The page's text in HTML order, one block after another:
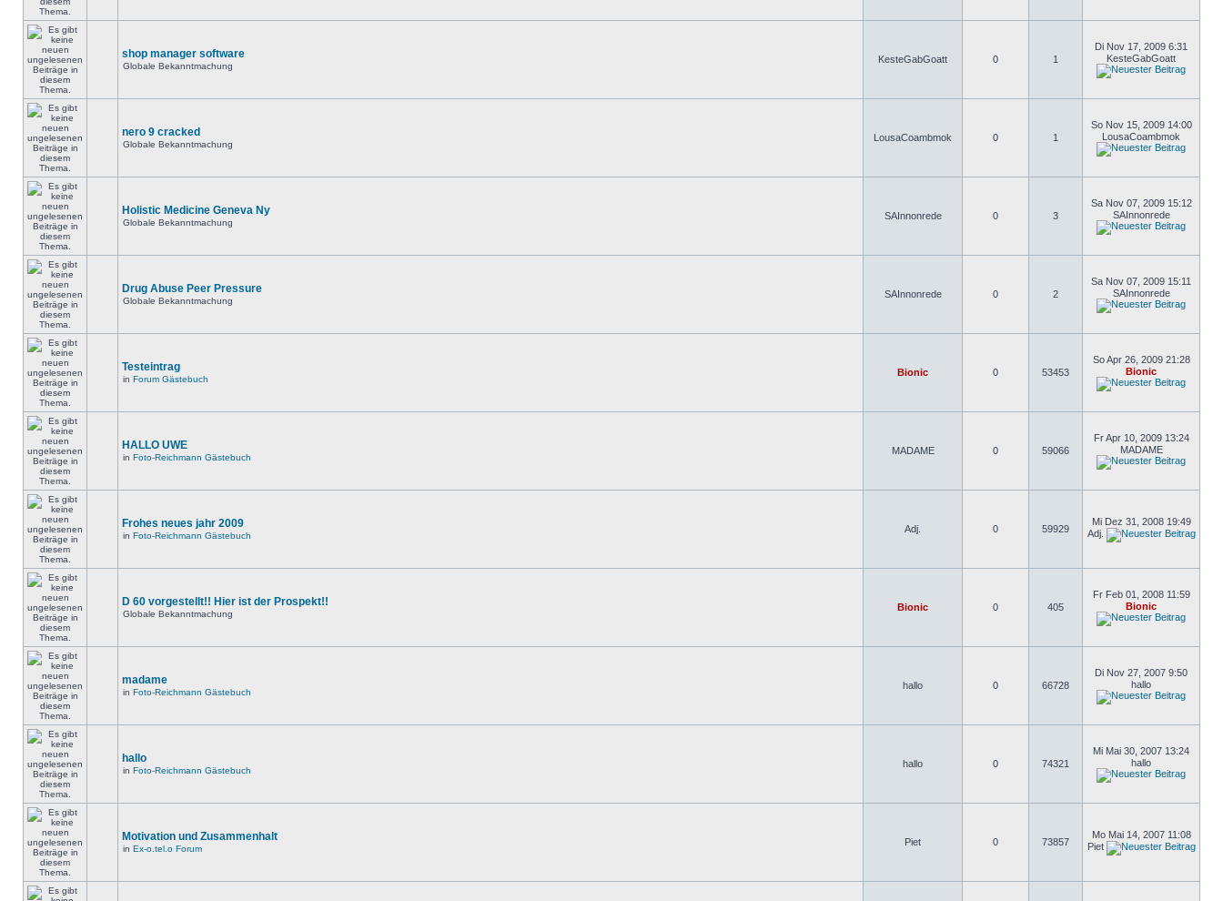
shop manager software
Globale Bekanntmachung
KesteGabGoatt 0 1
Di Nov 17, 2009 6:31
KesteGabGoatt
nero 9 cracked
Globale Bekanntmachung
LousaCoambmok 0 1
So Nov 15, 2009 14:00
LousaCoambmok
Holistic Medicine Geneva Ny
Globale Bekanntmachung
SAInnonrede 0 3
Sa Nov 07, 2009 15:12
SAInnonrede
Drug Abuse Peer Pressure
Globale Bekanntmachung
SAInnonrede 0 2
Sa Nov 07, 2009 15:11
SAInnonrede
Testeintrag
in Forum Gästebuch
Bionic 0 53453
So Apr 26, 2009 21:28
Bionic
HALLO UWE
in Foto-Reichmann Gästebuch
MADAME 0 59066
Fr Apr 10, 2009 13:24
MADAME
Frohes neues jahr 2009
in Foto-Reichmann Gästebuch
Adj. 0 59929
Mi Dez 31, 2008 19:49
Adj.
D 60 vorgestellt!! Hier ist der Prospekt!!
Globale Bekanntmachung
Bionic 0 405
Fr Feb 01, 2008 11:59
Bionic
madame
in Foto-Reichmann Gästebuch
hallo 0 66728
Di Nov 27, 2007 9:50
hallo
hallo
in Foto-Reichmann Gästebuch
hallo 0 74321
Mi Mai 30, 2007 13:24
hallo
Motivation und Zusammenhalt
in Ex-o.tel.o Forum
Piet 0 73857
Mo Mai 14, 2007 11:08
Piet